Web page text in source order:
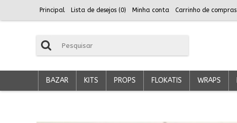
Principal Lista de desejos (0) Minha conta Carrinho de compras
BAZAR KITS PROPS FLOKATIS WRAPS